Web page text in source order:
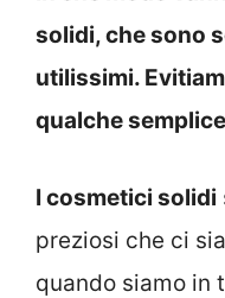
solidi, che sono
utilissimi.
qualche
I cosmetici solidi
preziosi che ci
quando siamo in